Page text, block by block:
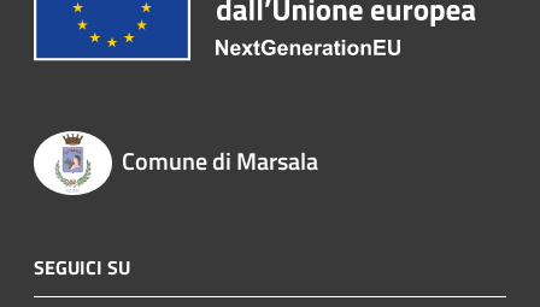
Comune di Marsala
SEGUICI SU